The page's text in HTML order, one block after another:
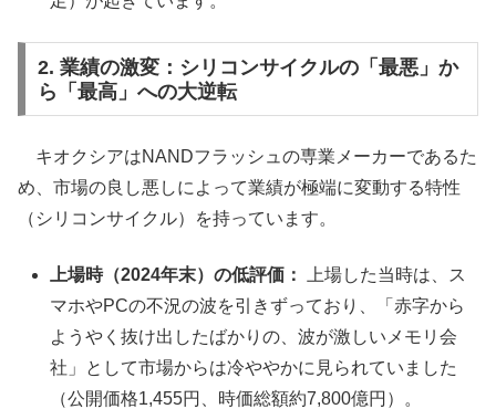
2. 業績の激変：シリコンサイクルの「最悪」か
ら「最高」への大逆転
キオクシアはNANDフラッシュの専業メーカーであるた
め、市場の良し悪しによって業績が極端に変動する特性
（シリコンサイクル）を持っています。
上場時（2024年末）の低評価：
上場した当時は、ス
マホやPCの不況の波を引きずっており、「赤字から
ようやく抜け出したばかりの、波が激しいメモリ会
社」として市場からは冷ややかに見られていました
（公開価格1,455円、時価総額約7,800億円）。